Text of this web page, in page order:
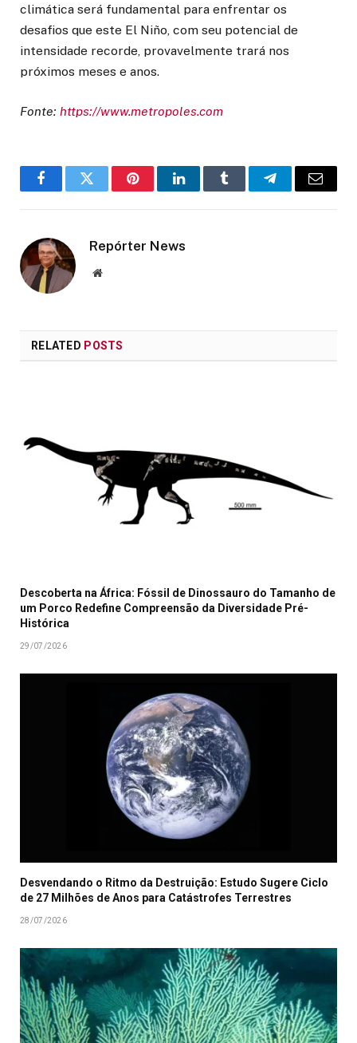
climática será fundamental para enfrentar os
desafios que este El Niño, com seu potencial de
intensidade recorde, provavelmente trará nos
próximos meses e anos.
Fonte: https://www.metropoles.com
FacebookTwitter PinterestLinkedInTumblr TelegramEmail
Repórter News
Website
RELATED POSTS
Descoberta na África: Fóssil de Dinossauro do Tamanho de
um Porco Redefine Compreensão da Diversidade Pré-
Histórica
29/07/2026
Desvendando o Ritmo da Destruição: Estudo Sugere Ciclo
de 27 Milhões de Anos para Catástrofes Terrestres
28/07/2026